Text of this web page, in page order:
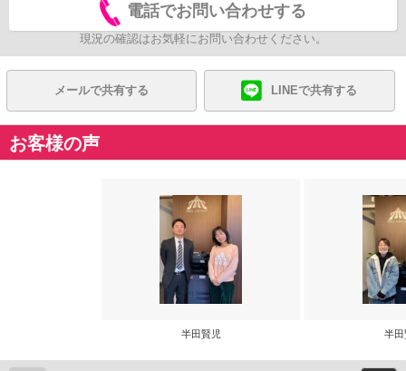
電話でお問い合わせする
現況の確認はお気軽にお問い合わせください。
メールで共有する LINEで共有する
お客様の声
半田賢児 半田